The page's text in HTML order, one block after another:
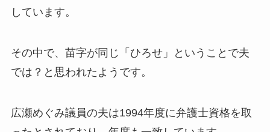
しています。
その中で、苗字が同じ「ひろせ」ということで夫
では？と思われたようです。
広瀬めぐみ議員の夫は1994年度に弁護士資格を取